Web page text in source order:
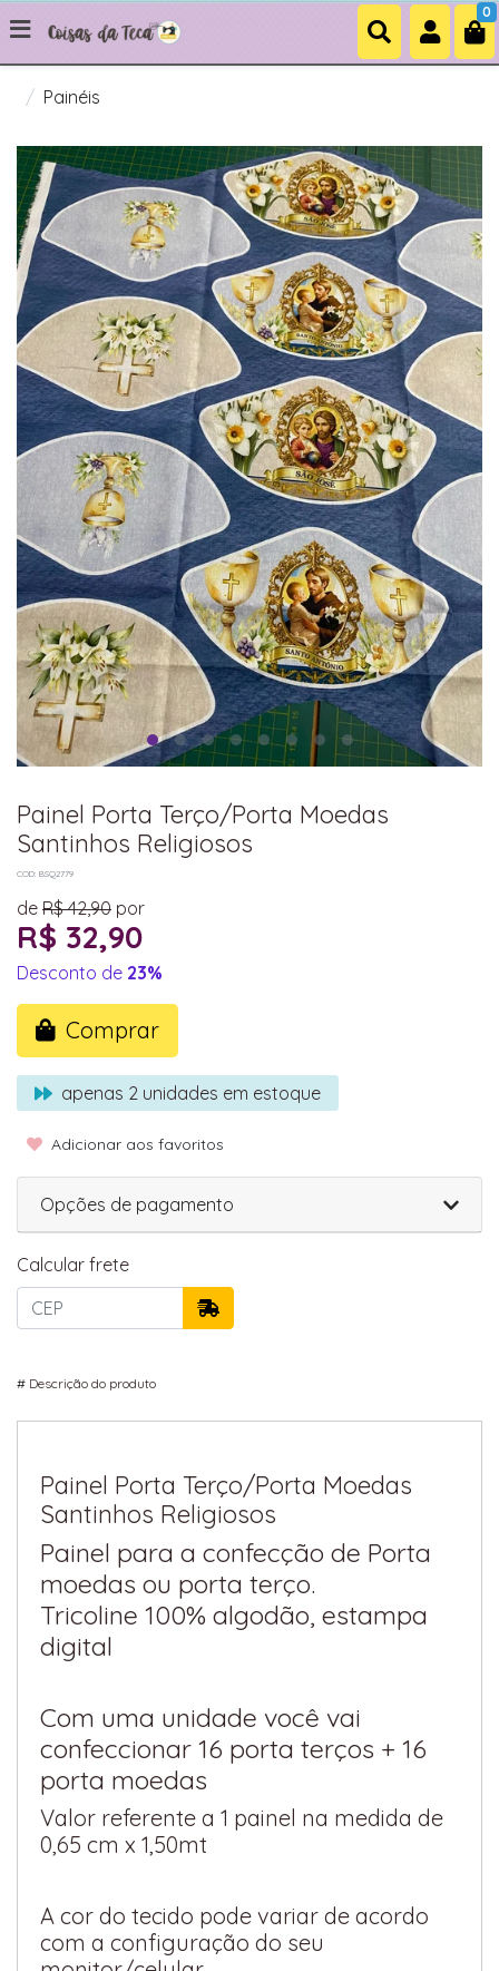
0
Painéis
Painel Porta Terço/Porta Moedas
Santinhos Religiosos
COD: BSQ2779
de R$ 42,90 por
R$ 32,90
Desconto de 23%
Comprar
apenas 2 unidades em estoque
Adicionar aos favoritos
Opções de pagamento
Calcular frete
# Descrição do produto
Painel Porta Terço/Porta Moedas
Santinhos Religiosos
Painel para a confecção de Porta
moedas ou porta terço.
Tricoline 100% algodão, estampa
digital
Com uma unidade você vai
confeccionar 16 porta terços + 16
porta moedas
Valor referente a 1 painel na medida de
0,65 cm x 1,50mt
A cor do tecido pode variar de acordo
com a configuração do seu